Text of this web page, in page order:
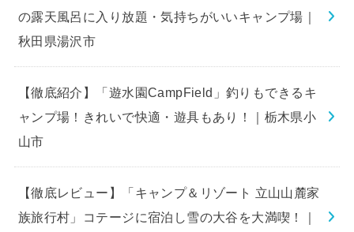
の露天風呂に入り放題・気持ちがいいキャンプ場｜
秋田県湯沢市
【徹底紹介】「遊水園CampField」釣りもできるキ
ャンプ場！きれいで快適・遊具もあり！｜栃木県小
山市
【徹底レビュー】「キャンプ＆リゾート 立山山麓家
族旅行村」コテージに宿泊し雪の大谷を大満喫！｜